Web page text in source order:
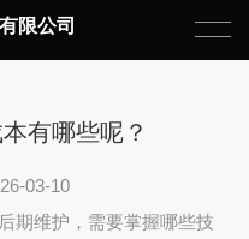
限公司
有哪些呢？
03-10
期维护，需要掌握哪些技